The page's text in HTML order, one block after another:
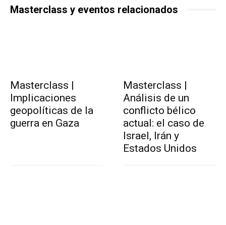
Masterclass y eventos relacionados
Masterclass |
Implicaciones
geopolíticas de la
guerra en Gaza
Masterclass |
Análisis de un
conflicto bélico
actual: el caso de
Israel, Irán y
Estados Unidos